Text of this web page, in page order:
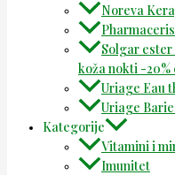
Noreva
Solgar
koža nokti -20%
Uriage Eau
Uriage
Kategorije
Vitamini i
Imunitet